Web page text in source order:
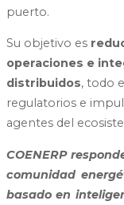
puerto.
Su objetivo es
operaciones e
distribuidos, todo
regulatorios e
agentes del
COENERP
comunidad
basado en